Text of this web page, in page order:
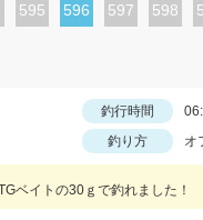
ペ
595
カ
ジ
596
ペ
597
ペ
598
釣行時間
釣り方 オ
ベイトの30ｇで釣れました！